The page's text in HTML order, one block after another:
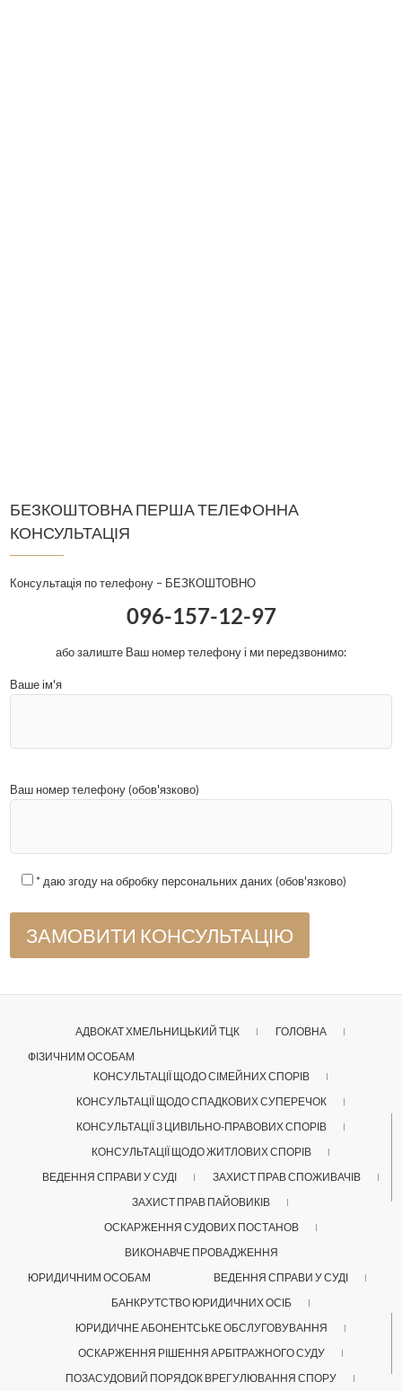
БЕЗКОШТОВНА ПЕРША ТЕЛЕФОННА
КОНСУЛЬТАЦІЯ
Консультація по телефону – БЕЗКОШТОВНО
096-157-12-97
або залиште Ваш номер телефону і ми передзвонимо:
Ваше ім'я
Ваш номер телефону (обов'язково)
* даю згоду на обробку персональних даних (обов'язково)
АДВОКАТ ХМЕЛЬНИЦЬКИЙ ТЦК
ГОЛОВНА
ФІЗИЧНИМ ОСОБАМ
КОНСУЛЬТАЦІЇ ЩОДО СІМЕЙНИХ СПОРІВ
КОНСУЛЬТАЦІЇ ЩОДО СПАДКОВИХ СУПЕРЕЧОК
КОНСУЛЬТАЦІЇ З ЦИВІЛЬНО-ПРАВОВИХ СПОРІВ
КОНСУЛЬТАЦІЇ ЩОДО ЖИТЛОВИХ СПОРІВ
ВЕДЕННЯ СПРАВИ У СУДІ
ЗАХИСТ ПРАВ СПОЖИВАЧІВ
ЗАХИСТ ПРАВ ПАЙОВИКІВ
ОСКАРЖЕННЯ СУДОВИХ ПОСТАНОВ
ВИКОНАВЧЕ ПРОВАДЖЕННЯ
ЮРИДИЧНИМ ОСОБАМ
ВЕДЕННЯ СПРАВИ У СУДІ
БАНКРУТСТВО ЮРИДИЧНИХ ОСІБ
ЮРИДИЧНЕ АБОНЕНТСЬКЕ ОБСЛУГОВУВАННЯ
ОСКАРЖЕННЯ РІШЕННЯ АРБІТРАЖНОГО СУДУ
ПОЗАСУДОВИЙ ПОРЯДОК ВРЕГУЛЮВАННЯ СПОРУ